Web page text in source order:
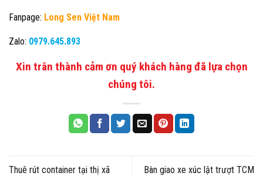
Fanpage: Long Sen Việt Nam
Zalo: 0979.645.893
Xin trân thành cảm ơn quý khách hàng đã lựa chọn
chúng tôi.
Thuê rút container tại thị xã
Bàn giao xe xúc lật trượt TCM